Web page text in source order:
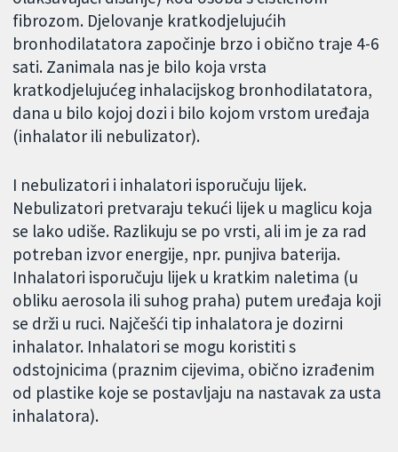
fibrozom. Djelovanje kratkodjelujućih
bronhodilatatora započinje brzo i obično traje 4-6
sati. Zanimala nas je bilo koja vrsta
kratkodjelujućeg inhalacijskog bronhodilatatora,
dana u bilo kojoj dozi i bilo kojom vrstom uređaja
(inhalator ili nebulizator).
I nebulizatori i inhalatori isporučuju lijek.
Nebulizatori pretvaraju tekući lijek u maglicu koja
se lako udiše. Razlikuju se po vrsti, ali im je za rad
potreban izvor energije, npr. punjiva baterija.
Inhalatori isporučuju lijek u kratkim naletima (u
obliku aerosola ili suhog praha) putem uređaja koji
se drži u ruci. Najčešći tip inhalatora je dozirni
inhalator. Inhalatori se mogu koristiti s
odstojnicima (praznim cijevima, obično izrađenim
od plastike koje se postavljaju na nastavak za usta
inhalatora).